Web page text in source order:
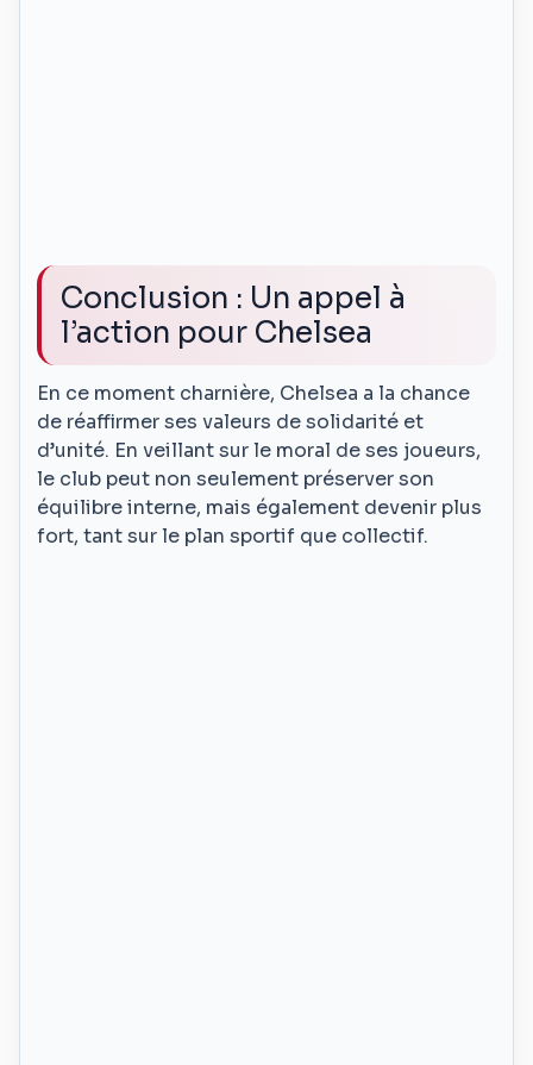
Conclusion : Un appel à
l’action pour Chelsea
En ce moment charnière, Chelsea a la chance
de réaffirmer ses valeurs de solidarité et
d’unité. En veillant sur le moral de ses joueurs,
le club peut non seulement préserver son
équilibre interne, mais également devenir plus
fort, tant sur le plan sportif que collectif.